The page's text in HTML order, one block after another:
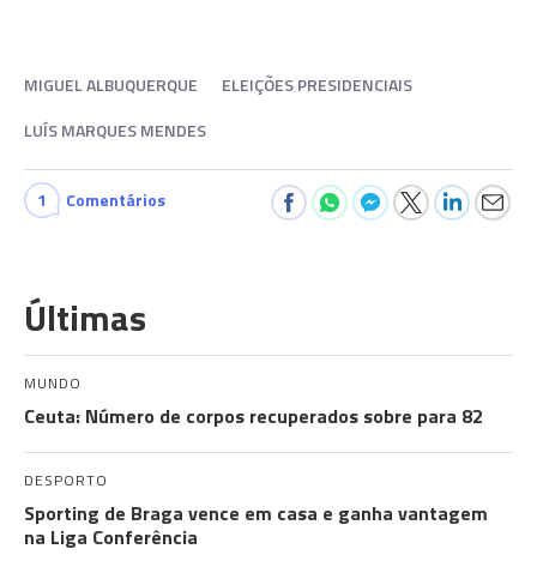
MIGUEL ALBUQUERQUE
ELEIÇÕES PRESIDENCIAIS
LUÍS MARQUES MENDES
1 Comentários
Últimas
MUNDO
Ceuta: Número de corpos recuperados sobre para 82
DESPORTO
Sporting de Braga vence em casa e ganha vantagem
na Liga Conferência